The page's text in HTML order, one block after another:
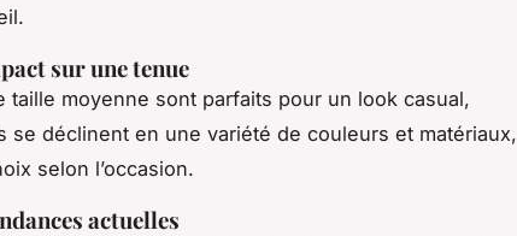
sur une tenue
taille moyenne sont parfaits pour un look casual,
se déclinent en une variété de couleurs et matériaux,
selon l’occasion.
actuelles